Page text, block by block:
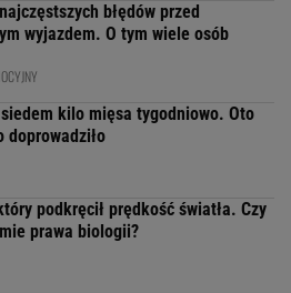
błędów przed
wyjazdem. O tym wiele osób
kilo mięsa tygodniowo. Oto
doprowadziło
podkręcił prędkość światła. Czy
prawa biologii?